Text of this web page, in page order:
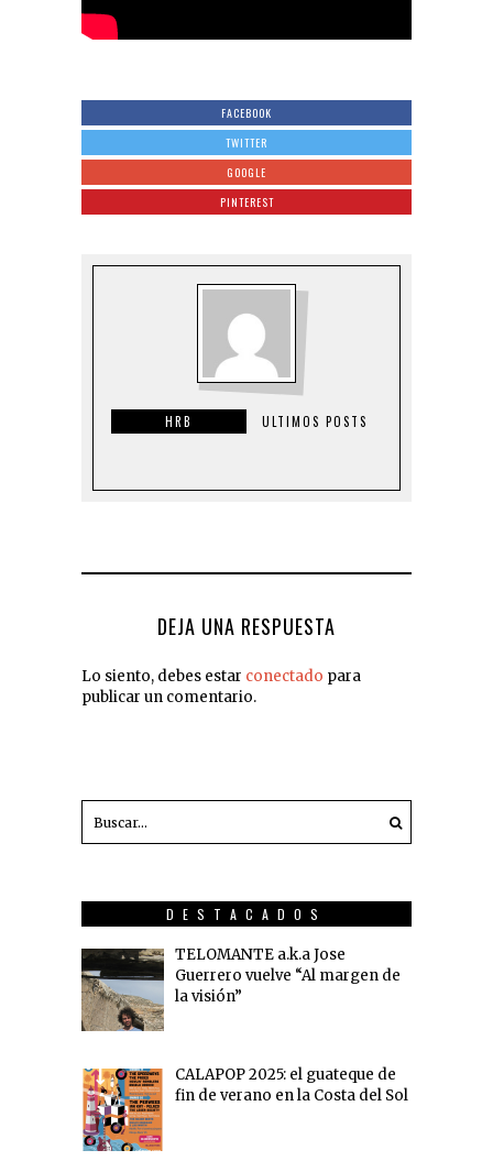
FACEBOOK
TWITTER
GOOGLE
PINTEREST
HRB ULTIMOS POSTS
DEJA UNA RESPUESTA
Lo siento, debes estar conectado para
publicar un comentario.
DESTACADOS
TELOMANTE a.k.a Jose
Guerrero vuelve “Al margen de
la visión”
CALAPOP 2025: el guateque de
fin de verano en la Costa del Sol